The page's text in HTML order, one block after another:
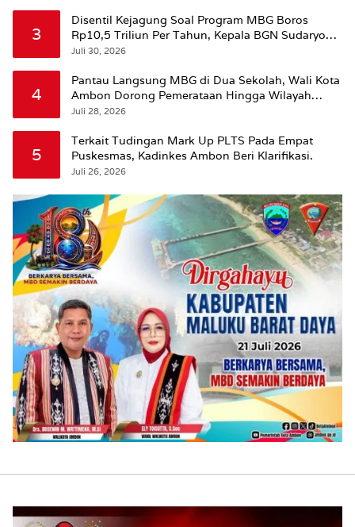
3
Disentil Kejagung Soal Program MBG Boros
Rp10,5 Triliun Per Tahun, Kepala BGN Sudaryono
Beri Penjelasan
Juli 30, 2026
4
Pantau Langsung MBG di Dua Sekolah, Wali Kota
Ambon Dorong Pemerataan Hingga Wilayah
Leitimur Selatan
Juli 28, 2026
5
Terkait Tudingan Mark Up PLTS Pada Empat
Puskesmas, Kadinkes Ambon Beri Klarifikasi.
Juli 26, 2026